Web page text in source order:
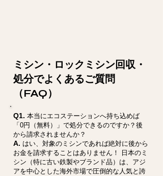
ミシン・ロックミシン回収・
処分でよくあるご質問
（FAQ）
Q1. 本当にエコステーションへ持ち込めば
「0円（無料）」で処分できるのですか？後
から請求されませんか？
A. はい、対象のミシンであれば絶対に後から
お金を請求することはありません！ 日本のミ
シン（特に古い鉄製やブランド品）は、アジ
アを中心とした海外市場で圧倒的な人気と誇